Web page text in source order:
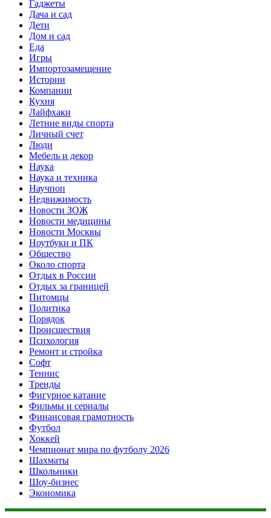
Гаджеты
Дача и сад
Дети
Дом и сад
Еда
Игры
Импортозамещение
Истории
Компании
Кухня
Лайфхаки
Летние виды спорта
Личный счет
Люди
Мебель и декор
Наука
Наука и техника
Научпоп
Недвижимость
Новости ЗОЖ
Новости медицины
Новости Москвы
Ноутбуки и ПК
Общество
Около спорта
Отдых в России
Отдых за границей
Питомцы
Политика
Порядок
Происшествия
Психология
Ремонт и стройка
Софт
Теннис
Тренды
Фигурное катание
Фильмы и сериалы
Финансовая грамотность
Футбол
Хоккей
Чемпионат мира по футболу 2026
Шахматы
Школьники
Шоу-бизнес
Экономика